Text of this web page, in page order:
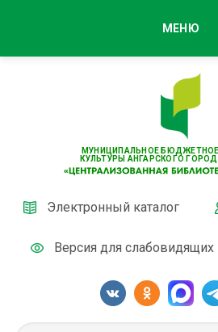
МУНИЦИПАЛЬНОЕ
КУЛЬТУРЫ АНГАРСКОГО
Электронный каталог
Версия для слабовидящих
МЕНЮ